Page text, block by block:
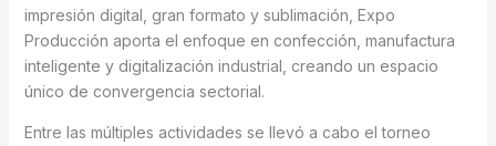
impresión digital, gran formato y sublimación, Expo
Producción aporta el enfoque en confección, manufactura
inteligente y digitalización industrial, creando un espacio
único de convergencia sectorial.
Entre las múltiples actividades se llevó a cabo el torneo